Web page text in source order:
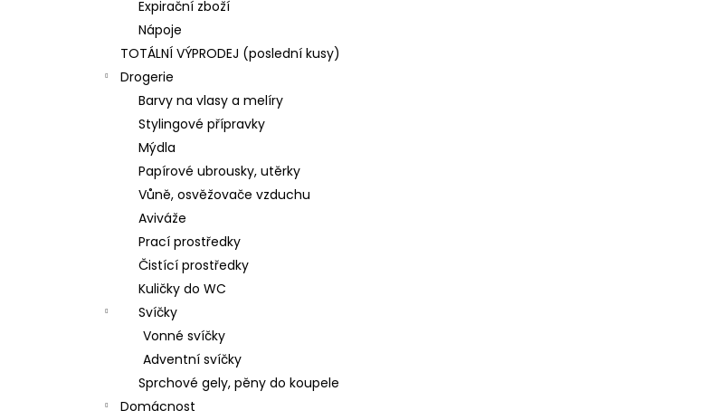
Expirační zboží
Nápoje
TOTÁLNÍ VÝPRODEJ (poslední kusy)
Drogerie
Barvy na vlasy a melíry
Stylingové přípravky
Mýdla
Papírové ubrousky, utěrky
Vůně, osvěžovače vzduchu
Aviváže
Prací prostředky
Čistící prostředky
Kuličky do WC
Svíčky
Vonné svíčky
Adventní svíčky
Sprchové gely, pěny do koupele
Domácnost